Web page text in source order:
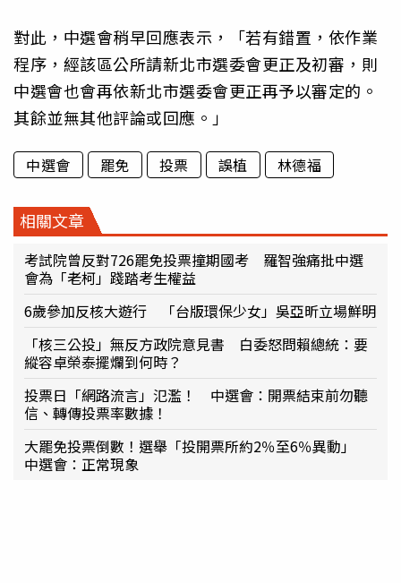
對此，中選會稍早回應表示，「若有錯置，依作業
程序，經該區公所請新北市選委會更正及初審，則
中選會也會再依新北市選委會更正再予以審定的。
其餘並無其他評論或回應。」
中選會 罷免 投票 誤植 林德福
相關文章
考試院曾反對726罷免投票撞期國考 羅智強痛批中選
會為「老柯」踐踏考生權益
6歲參加反核大遊行 「台版環保少女」吳亞昕立場鮮明
「核三公投」無反方政院意見書 白委怒問賴總統：要
縱容卓榮泰擺爛到何時？
投票日「網路流言」氾濫！ 中選會：開票結束前勿聽
信、轉傳投票率數據！
大罷免投票倒數！選舉「投開票所約2％至6％異動」
中選會：正常現象